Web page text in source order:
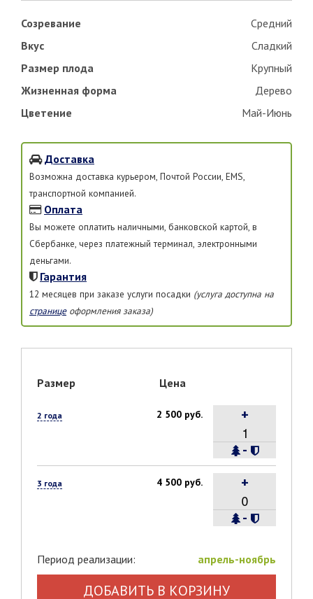
Созревание
Средний
Вкус
Сладкий
Размер плода
Крупный
Жизненная форма
Дерево
Цветение
Май-Июнь
Доставка
Возможна доставка курьером, Почтой России, EMS,
транспортной компанией.
Оплата
Вы можете оплатить наличными, банковской картой, в
Сбербанке, через платежный терминал, электронными
деньгами.
Гарантия
12 месяцев при заказе услуги посадки (услуга доступна на
страницеоформления заказа)
Размер Цена
2 года 2 500 руб.
-
+
3 года 4 500 руб.
-
+
Период реализации: апрель-ноябрь
ДОБАВИТЬ В КОРЗИНУ